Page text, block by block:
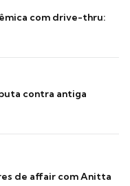
com drive-thru:
contra antiga
de affair com Anitta